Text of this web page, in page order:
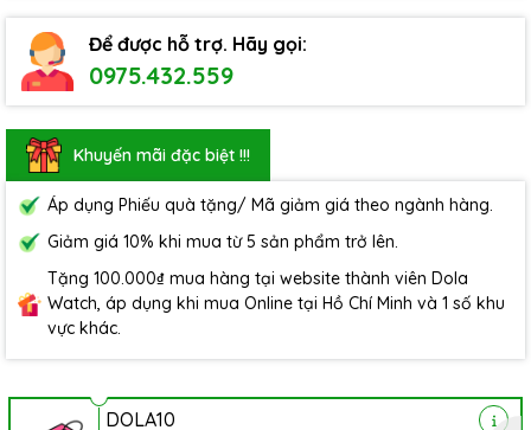
Để được hỗ trợ. Hãy gọi:
0975.432.559
Khuyến mãi đặc biệt !!!
Áp dụng Phiếu quà tặng/ Mã giảm giá theo ngành hàng.
Giảm giá 10% khi mua từ 5 sản phẩm trở lên.
Tặng 100.000₫ mua hàng tại website thành viên Dola
Watch, áp dụng khi mua Online tại Hồ Chí Minh và 1 số khu
vực khác.
DOLA10